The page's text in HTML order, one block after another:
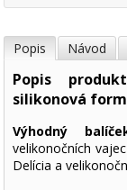
Popis Návod
Popis
silikonová
Výhodný
velikonočních
Delícia a